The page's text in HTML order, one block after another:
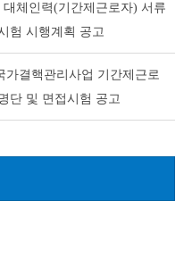
대체인력(기간제근로자) 서류
험 시행계획 공고
가결핵관리사업 기간제근로
단 및 면접시험 공고